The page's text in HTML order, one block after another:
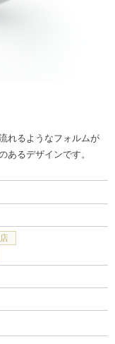
れるようなフォルムが
あるデザインです。